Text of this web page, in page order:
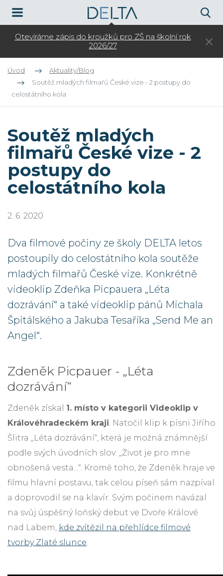
Otevíráme zápis do kroužků pro ZŠ na školní rok
2026/27
Úvod
Aktuality/Blog
Soutěž mladých filmařů České vize - 2 postupy do
celostátního kola
Soutěž mladých
filmařů České vize - 2
postupy do
celostátního kola
2. 6. 2020
Dva filmové počiny ze školy DELTA letos
postoupily do celostátního kola soutěže
mladých filmařů České vize. Konkrétně
videoklip Zdeňka Picpauera „Léta
dozrávání“ a také videoklip pánů Michala
Špitálského a Jakuba Tesaříka „Send Me an
Angel“.
Zdeněk Picpauer - „Léta
dozrávání“
Zdeněk získal 1. místo v kategorii Videoklip v
Královéhradeckém kraji . Natočil klip k písni Jiřího
Šlitra „Léta dozrávání“, která je možná známnější
podle svých úvodních slov: „Život je pro mne
obnošená vesta...“. Kromě toho, že Zdeněk hraje ve
filmu hlavní postavu, tak celou píseň sám nazpíval
a doprovodil se na klavír. Svým počinem navázal
na svůj úspěšný loňský debut ve Dvoře Králové
nad Labem, kde zvítězil na přehlídce filmové
tvorby Zlaté slunce